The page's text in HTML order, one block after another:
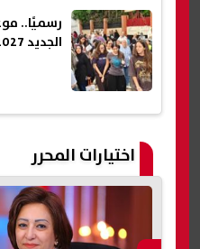
رسميًا..
الجديد 2027
اختيارات المحرر